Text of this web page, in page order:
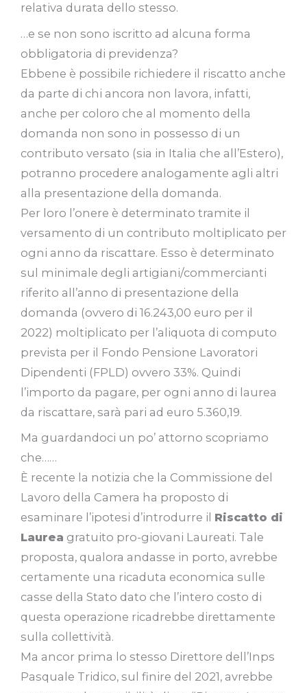
relativa durata dello stesso.
…e se non sono iscritto ad alcuna forma
obbligatoria di previdenza?
Ebbene è possibile richiedere il riscatto anche
da parte di chi ancora non lavora, infatti,
anche per coloro che al momento della
domanda non sono in possesso di un
contributo versato (sia in Italia che all’Estero),
potranno procedere analogamente agli altri
alla presentazione della domanda.
Per loro l’onere è determinato tramite il
versamento di un contributo moltiplicato per
ogni anno da riscattare. Esso è determinato
sul minimale degli artigiani/commercianti
riferito all’anno di presentazione della
domanda (ovvero di 16.243,00 euro per il
2022) moltiplicato per l’aliquota di computo
prevista per il Fondo Pensione Lavoratori
Dipendenti (FPLD) ovvero 33%. Quindi
l’importo da pagare, per ogni anno di laurea
da riscattare, sarà pari ad euro 5.360,19.
Ma guardandoci un po’ attorno scopriamo
che……
È recente la notizia che la Commissione del
Lavoro della Camera ha proposto di
esaminare l’ipotesi d’introdurre il Riscatto di
Laurea gratuito pro-giovani Laureati. Tale
proposta, qualora andasse in porto, avrebbe
certamente una ricaduta economica sulle
casse della Stato dato che l’intero costo di
questa operazione ricadrebbe direttamente
sulla collettività.
Ma ancor prima lo stesso Direttore dell’Inps
Pasquale Tridico, sul finire del 2021, avrebbe